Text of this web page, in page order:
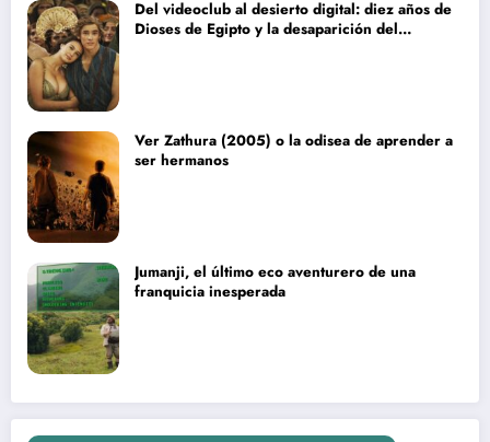
Del videoclub al desierto digital: diez años de
Dioses de Egipto y la desaparición del
Ver Zathura (2005) o la odisea de aprender a
ser hermanos
Jumanji, el último eco aventurero de una
franquicia inesperada